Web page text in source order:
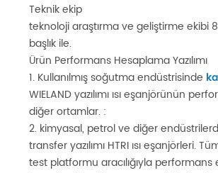
Teknik ekip
teknoloji araştırma ve geliştirme ekibi
başlık ile.
Ürün Performans Hesaplama Yazılımı
1. Kullanılmış soğutma endüstrisinde
WIELAND yazılımı ısı eşanjörünün
diğer ortamlar. :
2. kimyasal, petrol ve diğer
transfer yazılımı HTRI ısı eşanjörleri.
test platformu aracılığıyla performans